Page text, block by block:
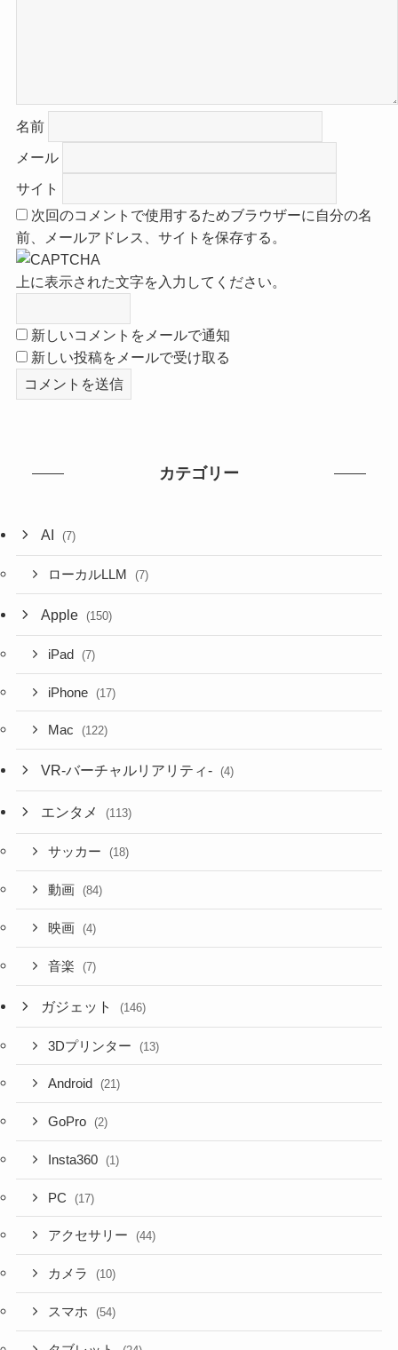
名前
メール
サイト
次回のコメントで使用するためブラウザーに自分の名
前、メールアドレス、サイトを保存する。
上に表示された文字を入力してください。
新しいコメントをメールで通知
新しい投稿をメールで受け取る
カテゴリー
AI (7)
ローカルLLM (7)
Apple (150)
iPad (7)
iPhone (17)
Mac (122)
VR-バーチャルリアリティ- (4)
エンタメ (113)
サッカー (18)
動画 (84)
映画 (4)
音楽 (7)
ガジェット (146)
3Dプリンター (13)
Android (21)
GoPro (2)
Insta360 (1)
PC (17)
アクセサリー (44)
カメラ (10)
スマホ (54)